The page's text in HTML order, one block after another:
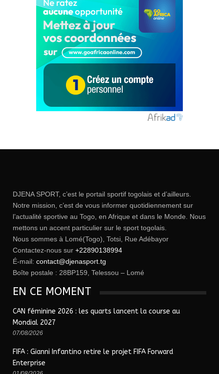
DJENA SPORT, c’est le portail sportif togolais et d’ailleurs.
Notre mission, c’est de vous informer quotidiennement sur
l’actualité sportive au Togo, en Afrique et dans le Monde. Nous
mettons un accent particulier sur le sport togolais.
Nous sommes à Lomé(Togo), Totsi, Rue Adébayor
Contactez-nous sur +22890138994
É-mail: contact@djenasport.tg
Boîte postale : 28BP159, Telessou – Lomé
EN CE MOMENT
CAN féminine 2026 : les quarts lancent la course au
Mondial 2027
07/08/2026
FIFA : Gianni Infantino retire le projet FIFA Forward
Enterprise